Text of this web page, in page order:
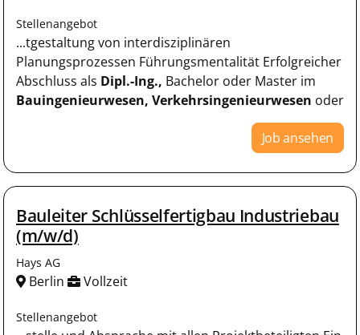
Stellenangebot
...tgestaltung von interdisziplinären
Planungsprozessen Führungsmentalität Erfolgreicher
Abschluss als Dipl.-Ing., Bachelor oder Master im
Bauingenieurwesen, Verkehrsingenieurwesen oder
Job ansehen
Bauleiter Schlüsselfertigbau Industriebau
(m/w/d)
Hays AG
Berlin Vollzeit
Stellenangebot